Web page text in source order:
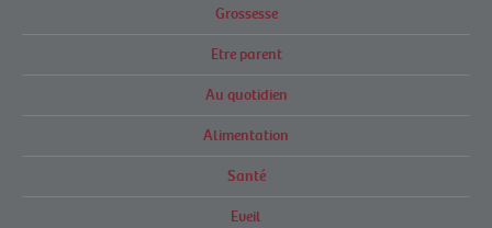
Grossesse
Etre parent
Au quotidien
Alimentation
Santé
Eveil